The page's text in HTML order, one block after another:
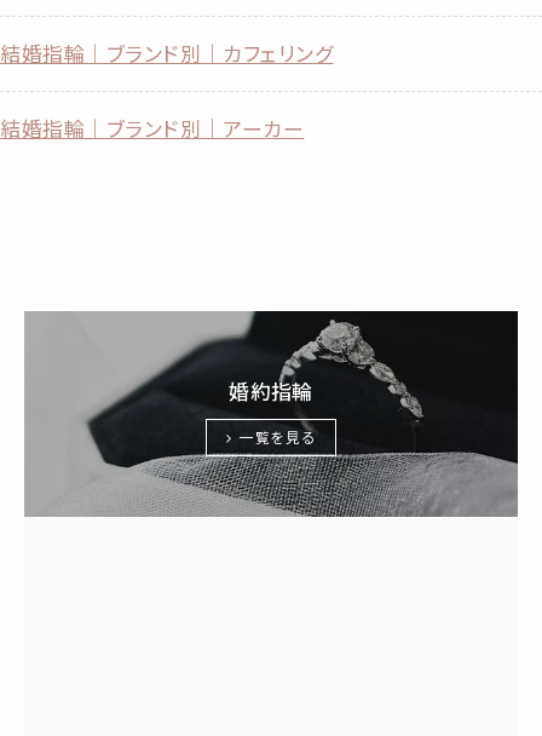
結婚指輪｜ブランド別｜カフェリング
結婚指輪｜ブランド別｜アーカー
婚約指輪
一覧を見る